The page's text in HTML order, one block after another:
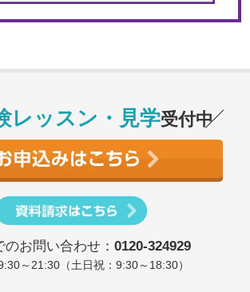
レッスン・見学受付中
のお問い合わせ： 0120-324929
～21:30（土日祝：9:30～18:30）